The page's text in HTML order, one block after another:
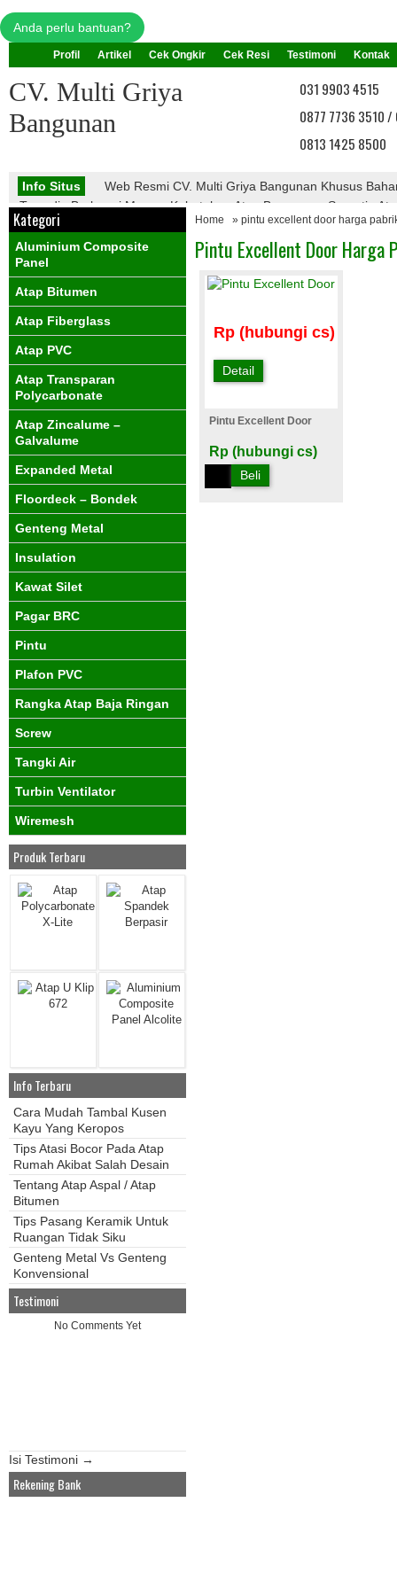
Anda perlu bantuan?
Profil Artikel Cek Ongkir Cek Resi Testimoni Kontak
CV. Multi Griya
Bangunan
031 9903 4515
0877 7736 3510
0813 1425 8500
Info Situs
Web Resmi CV. Multi Griya Bangunan Khusus
Tersedia Berbagai Macam Kebutuhan Atap Bangunan, Seperti :
Atap Galvalume, Atap Fiberglass, Atap PVC, Atap Transparan,
Info Promo
Nantikan Promo Menarik Dari Kami
Home » pintu excellent door harga
Pintu Excellent Door Harga
Rp (hubungi cs)
Detail
Pintu Excellent Door
Rp (hubungi cs)
Beli
Kategori
Aluminium Composite
Panel
Atap Bitumen
Atap Fiberglass
Atap PVC
Atap Transparan
Polycarbonate
Atap Zincalume –
Galvalume
Expanded Metal
Floordeck – Bondek
Genteng Metal
Insulation
Kawat Silet
Pagar BRC
Pintu
Plafon PVC
Rangka Atap Baja Ringan
Screw
Tangki Air
Turbin Ventilator
Wiremesh
Produk Terbaru
Info Terbaru
Cara Mudah Tambal Kusen
Kayu Yang Keropos
Tips Atasi Bocor Pada Atap
Rumah Akibat Salah Desain
Tentang Atap Aspal / Atap
Bitumen
Tips Pasang Keramik Untuk
Ruangan Tidak Siku
Genteng Metal Vs Genteng
Konvensional
Testimoni
No Comments Yet
Isi Testimoni →
Rekening Bank